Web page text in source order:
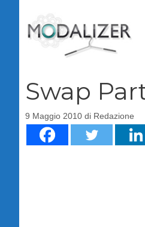
contenuto
Swap
9 Maggio 2010 di Redazione